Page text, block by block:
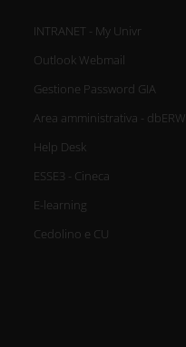
INTRANET - My Univr
Outlook Webmail
Gestione Password GIA
Area amministrativa - dbERW
Help Desk
ESSE3 - Cineca
E-learning
Cedolino e CU